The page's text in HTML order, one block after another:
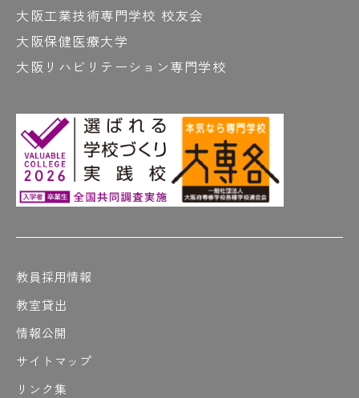
大阪工業技術専門学校 校友会
大阪保健医療大学
大阪リハビリテーション専門学校
教員採用情報
教室貸出
情報公開
サイトマップ
リンク集